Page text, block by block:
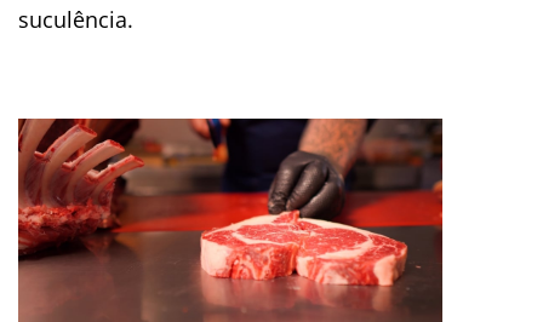
suculência.